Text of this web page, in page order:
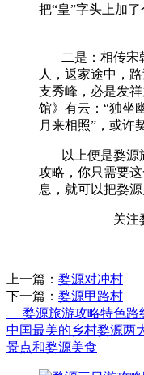
把“皇”字头上加
二是：相传宋
人，返家途中，
支秀峰，必是发
馆》有云：“独坐
月来相照”，或许
以上便是婺源
攻略，你只需要
息，就可以把婺源
关注
上一篇： 婺源对冲村
下一篇： 婺源甲路村
婺源旅游攻略特色路
中国最美的乡村婺源两
景点和婺源美食